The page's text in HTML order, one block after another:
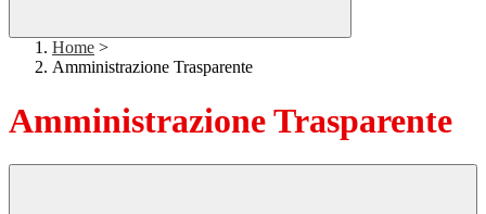
Home >
Amministrazione Trasparente
Amministrazione Trasparente